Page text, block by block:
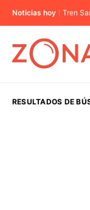
Noticias hoy Tren
RESULTADOS DE